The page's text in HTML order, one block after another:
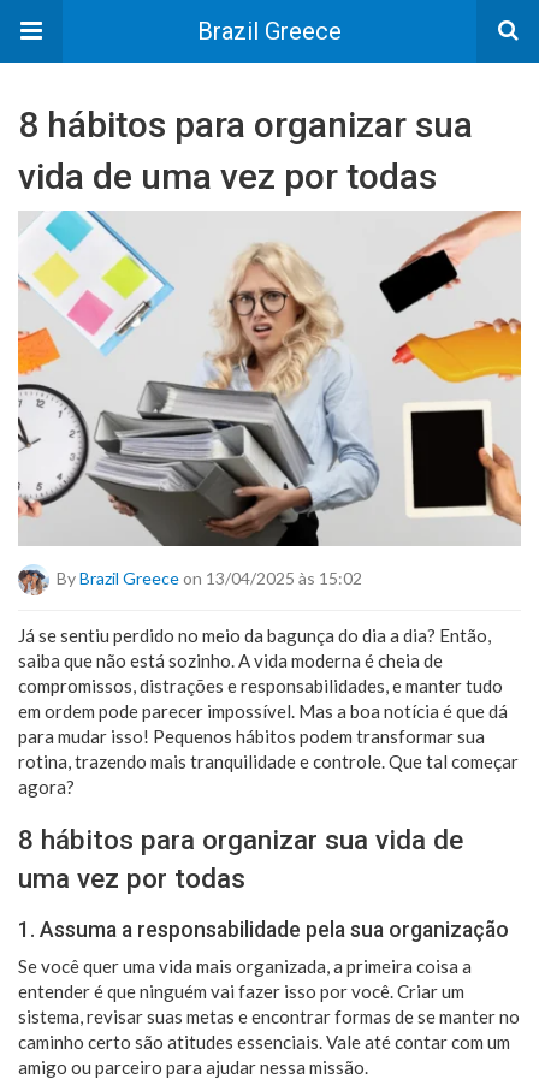
Brazil Greece
8 hábitos para organizar sua
vida de uma vez por todas
ByBrazil Greeceon 13/04/2025 às 15:02
Já se sentiu perdido no meio da bagunça do dia a dia? Então,
saiba que não está sozinho. A vida moderna é cheia de
compromissos, distrações e responsabilidades, e manter tudo
em ordem pode parecer impossível. Mas a boa notícia é que dá
para mudar isso! Pequenos hábitos podem transformar sua
rotina, trazendo mais tranquilidade e controle. Que tal começar
agora?
8 hábitos para organizar sua vida de
uma vez por todas
1. Assuma a responsabilidade pela sua organização
Se você quer uma vida mais organizada, a primeira coisa a
entender é que ninguém vai fazer isso por você. Criar um
sistema, revisar suas metas e encontrar formas de se manter no
caminho certo são atitudes essenciais. Vale até contar com um
amigo ou parceiro para ajudar nessa missão.